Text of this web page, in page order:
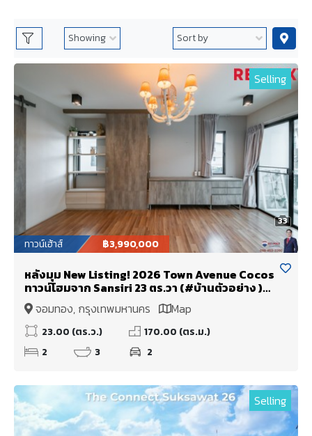
33
Selling
ทาวน์เฮ้าส์ ฿3,990,000
หลังมุม New Listing! 2026 Town Avenue Cocos
ทาวน์โฮมจาก Sansiri 23 ตร.วา (#บ้านตัวอย่าง )
พระรามสอง ซอย 50, แยก 7, ใกล้ Central พระราม
สอง เพียง 700 เมตร [ขายขาดทุนถึง 1.5 ล้าน มาใน
ราคาพิเศษ!!
จอมทอง, กรุงเทพมหานคร Map
23.00 (ตร.ว.)
170.00 (ตร.ม.)
2
3 2
Selling